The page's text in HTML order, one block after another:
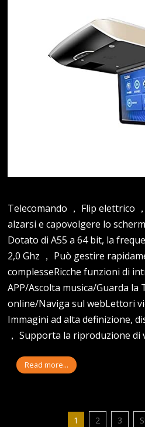
Telecomando ， Flip elettrico
alzarsi e capovolgere lo
Dotato di A55 a 64 bit, la
2,0 Ghz ， Può gestire
complesseRicche funzioni di
APP/Ascolta musica/Guarda la
online/Naviga sul webLettori
Immagini ad alta definizione,
， Supporta la riproduzione di
Read more...
1 2 3